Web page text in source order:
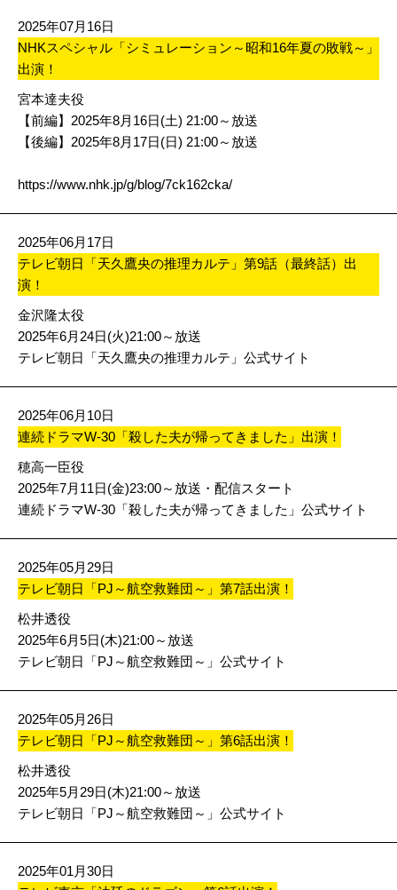
2025年07月16日
NHKスペシャル「シミュレーション～昭和16年夏の敗戦～」
出演！
宮本達夫役
【前編】2025年8月16日(土) 21:00～放送
【後編】2025年8月17日(日) 21:00～放送
https://www.nhk.jp/g/blog/7ck162cka/
2025年06月17日
テレビ朝日「天久鷹央の推理カルテ」第9話（最終話）出
演！
金沢隆太役
2025年6月24日(火)21:00～放送
テレビ朝日「天久鷹央の推理カルテ」公式サイト
2025年06月10日
連続ドラマW-30「殺した夫が帰ってきました」出演！
穂高一臣役
2025年7月11日(金)23:00～放送・配信スタート
連続ドラマW-30「殺した夫が帰ってきました」公式サイト
2025年05月29日
テレビ朝日「PJ～航空救難団～」第7話出演！
松井透役
2025年6月5日(木)21:00～放送
テレビ朝日「PJ～航空救難団～」公式サイト
2025年05月26日
テレビ朝日「PJ～航空救難団～」第6話出演！
松井透役
2025年5月29日(木)21:00～放送
テレビ朝日「PJ～航空救難団～」公式サイト
2025年01月30日